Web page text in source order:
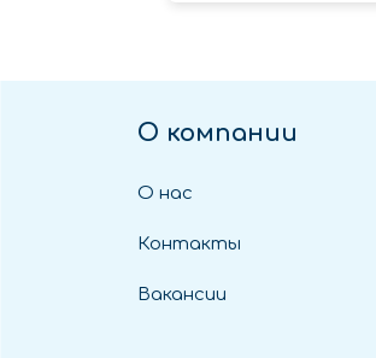
О компании
О нас
Контакты
Вакансии